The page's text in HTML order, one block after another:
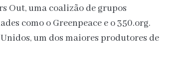
Out, uma coalizão de grupos
como o Greenpeace e o 350.org.
um dos maiores produtores de